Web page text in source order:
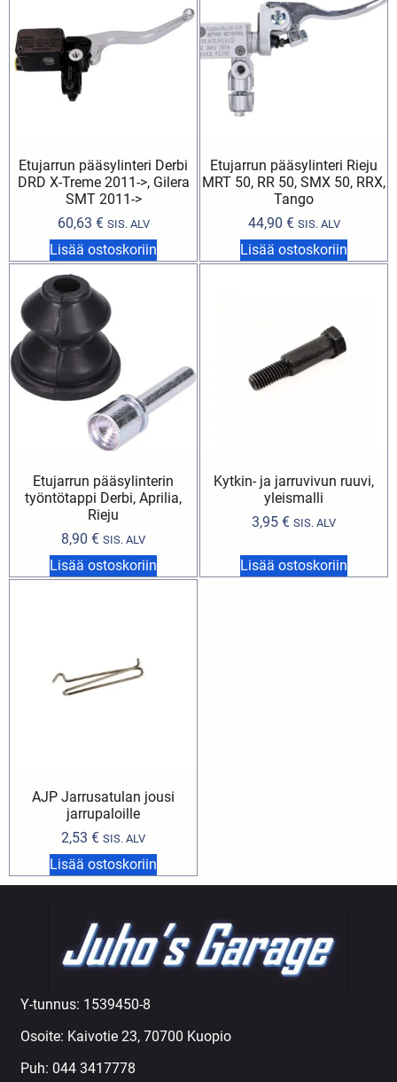
Etujarrun pääsylinteri Derbi
DRD X-Treme 2011->, Gilera
SMT 2011->
60,63 € SIS. ALV
Lisää ostoskoriin
Etujarrun pääsylinteri Rieju
MRT 50, RR 50, SMX 50, RRX,
Tango
44,90 € SIS. ALV
Lisää ostoskoriin
Etujarrun pääsylinterin
työntötappi Derbi, Aprilia,
Rieju
8,90 € SIS. ALV
Lisää ostoskoriin
Kytkin- ja jarruvivun ruuvi,
yleismalli
3,95 € SIS. ALV
Lisää ostoskoriin
AJP Jarrusatulan jousi
jarrupaloille
2,53 € SIS. ALV
Lisää ostoskoriin
Y-tunnus: 1539450-8
Osoite: Kaivotie 23, 70700 Kuopio
Puh: 044 3417778